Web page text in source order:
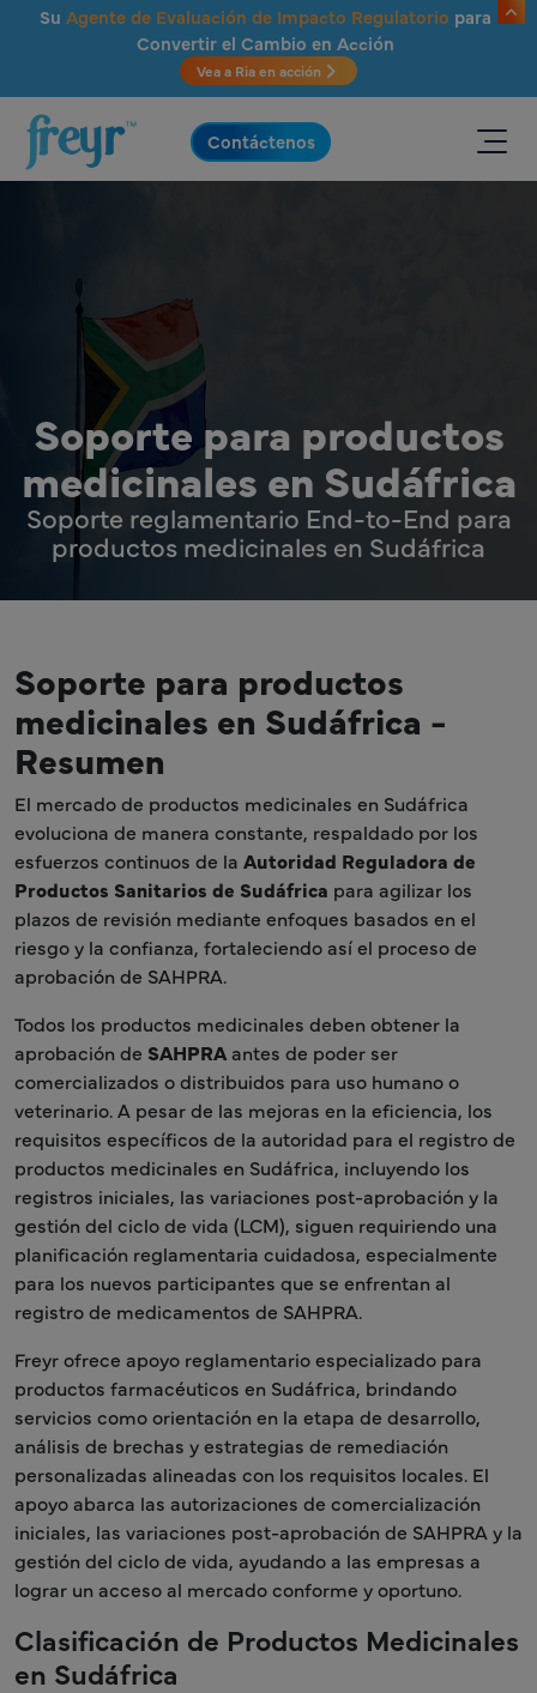
Saltar al contenido principal
Su Agente de Evaluación de Impacto Regulatorio para
Convertir el Cambio en Acción
Vea a Ria en acción
.
Contáctenos
Soporte para productos
medicinales en Sudáfrica
Soporte reglamentario End-to-End para
productos medicinales en Sudáfrica
Soporte para productos
medicinales en Sudáfrica -
Resumen
El mercado de productos medicinales en Sudáfrica
evoluciona de manera constante, respaldado por los
esfuerzos continuos de la Autoridad Reguladora de
Productos Sanitarios de Sudáfrica para agilizar los
plazos de revisión mediante enfoques basados en el
riesgo y la confianza, fortaleciendo así el proceso de
aprobación de SAHPRA.
Todos los productos medicinales deben obtener la
aprobación de SAHPRAantes de poder ser
comercializados o distribuidos para uso humano o
veterinario. A pesar de las mejoras en la eficiencia, los
requisitos específicos de la autoridad para el registro de
productos medicinales en Sudáfrica, incluyendo los
registros iniciales, las variaciones post-aprobación y la
gestión del ciclo de vida (LCM), siguen requiriendo una
planificación reglamentaria cuidadosa, especialmente
para los nuevos participantes que se enfrentan al
registro de medicamentos de SAHPRA.
Freyr ofrece apoyo reglamentario especializado para
productos farmacéuticos en Sudáfrica, brindando
servicios como orientación en la etapa de desarrollo,
análisis de brechas y estrategias de remediación
personalizadas alineadas con los requisitos locales. El
apoyo abarca las autorizaciones de comercialización
iniciales, las variaciones post-aprobación de SAHPRA y la
gestión del ciclo de vida, ayudando a las empresas a
lograr un acceso al mercado conforme y oportuno.
Clasificación de Productos Medicinales
en Sudáfrica